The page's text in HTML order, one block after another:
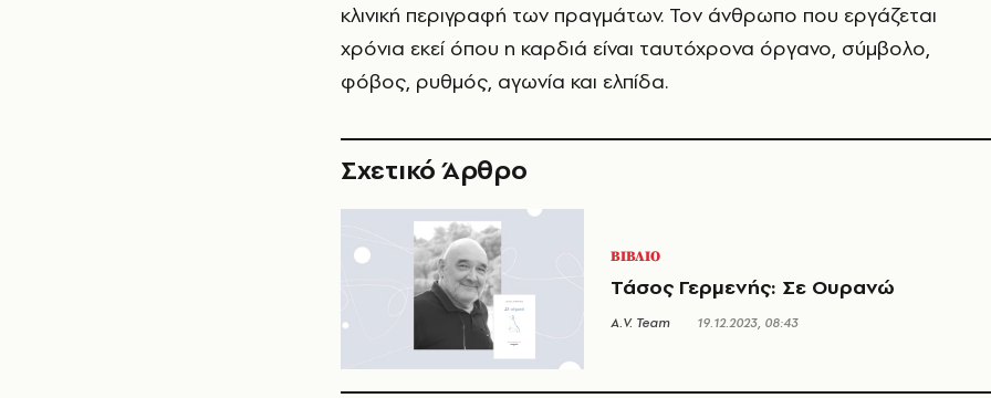
κλινική περιγραφή των πραγμάτων. Τον άνθρωπο που εργάζεται
χρόνια εκεί όπου η καρδιά είναι ταυτόχρονα όργανο, σύμβολο,
φόβος, ρυθμός, αγωνία και ελπίδα.
Σχετικό Άρθρο
ΒΙΒΛΙΟ
Τάσος Γερμενής: Σε Ουρανώ
A.V. Team 19.12.2023, 08:43